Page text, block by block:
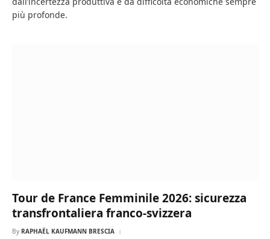
più profonde.
Tour de France Femminile 2026: sicurezza
transfrontaliera franco-svizzera
By RAPHAËL KAUFMANN BRESCIA